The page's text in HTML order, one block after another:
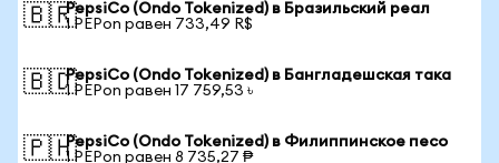
🇧🇷PepsiCo (Ondo Tokenized) в Бразильский реал
1 PEPon равен 733,49 R$
🇧🇩PepsiCo (Ondo Tokenized) в Бангладешская така
1 PEPon равен 17 759,53 ৳
🇵🇭PepsiCo (Ondo Tokenized) в Филиппинское песо
1 PEPon равен 8 735,27 ₱